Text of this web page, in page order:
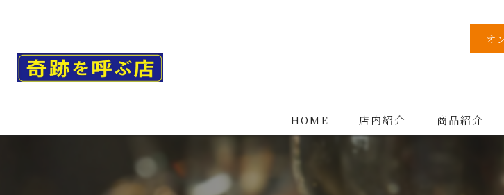
オ
HOME 店内紹介 商品紹介